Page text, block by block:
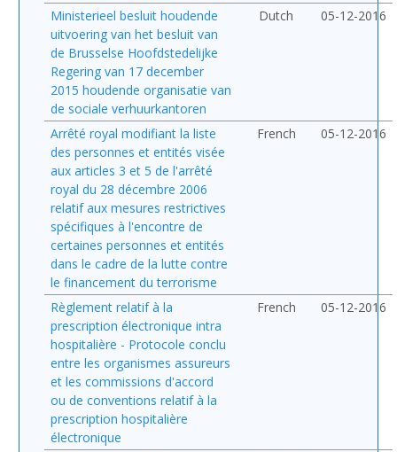
Ministerieel besluit houdende
uitvoering van het besluit van
de Brusselse Hoofdstedelijke
Regering van 17 december
2015 houdende organisatie van
de sociale verhuurkantoren
Dutch 05-12-2016
Arrêté royal modifiant la liste
des personnes et entités visée
aux articles 3 et 5 de l'arrêté
royal du 28 décembre 2006
relatif aux mesures restrictives
spécifiques à l'encontre de
certaines personnes et entités
dans le cadre de la lutte contre
le financement du terrorisme
French 05-12-2016
Règlement relatif à la
prescription électronique intra
hospitalière - Protocole conclu
entre les organismes assureurs
et les commissions d'accord
ou de conventions relatif à la
prescription hospitalière
électronique
French 05-12-2016